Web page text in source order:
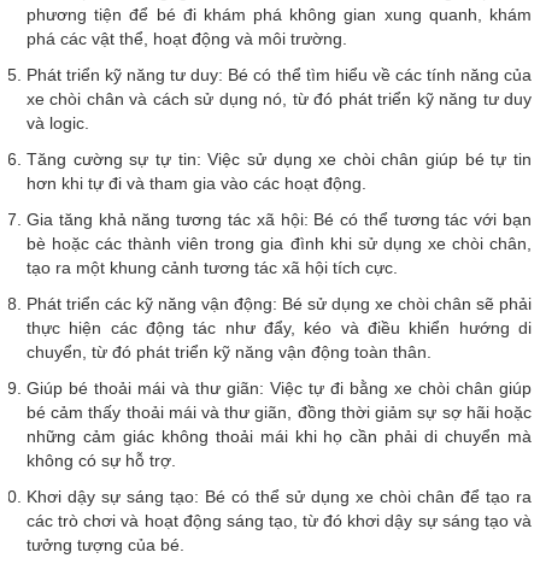
phương tiện để bé đi khám phá không gian xung quanh, khám
phá các vật thể, hoạt động và môi trường.
Phát triển kỹ năng tư duy: Bé có thể tìm hiểu về các tính năng của
xe chòi chân và cách sử dụng nó, từ đó phát triển kỹ năng tư duy
và logic.
Tăng cường sự tự tin: Việc sử dụng xe chòi chân giúp bé tự tin
hơn khi tự đi và tham gia vào các hoạt động.
Gia tăng khả năng tương tác xã hội: Bé có thể tương tác với bạn
bè hoặc các thành viên trong gia đình khi sử dụng xe chòi chân,
tạo ra một khung cảnh tương tác xã hội tích cực.
Phát triển các kỹ năng vận động: Bé sử dụng xe chòi chân sẽ phải
thực hiện các động tác như đẩy, kéo và điều khiển hướng di
chuyển, từ đó phát triển kỹ năng vận động toàn thân.
Giúp bé thoải mái và thư giãn: Việc tự đi bằng xe chòi chân giúp
bé cảm thấy thoải mái và thư giãn, đồng thời giảm sự sợ hãi hoặc
những cảm giác không thoải mái khi họ cần phải di chuyển mà
không có sự hỗ trợ.
Khơi dậy sự sáng tạo: Bé có thể sử dụng xe chòi chân để tạo ra
các trò chơi và hoạt động sáng tạo, từ đó khơi dậy sự sáng tạo và
tưởng tượng của bé.